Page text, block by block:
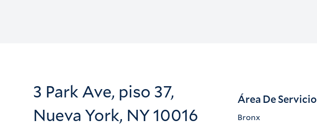
3 Park Ave, piso 37,
Nueva York, NY 10016
Área De Servicio
Bronx